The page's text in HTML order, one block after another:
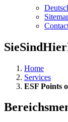
Home
Services
ESF Points